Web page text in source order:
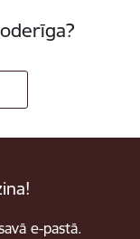
e-pastā.